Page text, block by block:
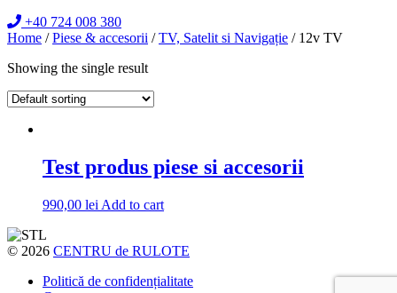
+40 724 008 380
Home /Piese & accesorii /TV, Satelit si Navigație / 12v TV
Showing the single result
Test produs piese si accesorii
990,00 lei Add to cart
© 2026 CENTRU de RULOTE
Politică de confidențialitate